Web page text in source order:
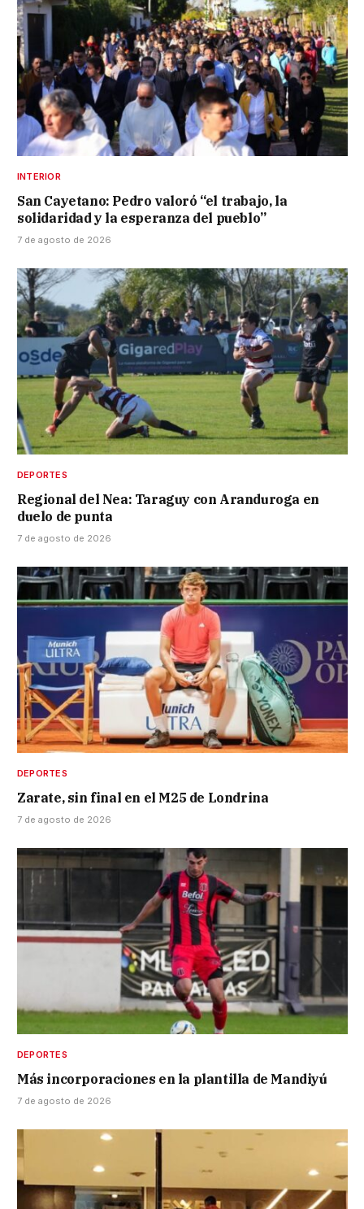
INTERIOR
San Cayetano: Pedro valoró “el trabajo, la
solidaridad y la esperanza del pueblo”
7 de agosto de 2026
DEPORTES
Regional del Nea: Taraguy con Aranduroga en
duelo de punta
7 de agosto de 2026
DEPORTES
Zarate, sin final en el M25 de Londrina
7 de agosto de 2026
DEPORTES
Más incorporaciones en la plantilla de Mandiyú
7 de agosto de 2026